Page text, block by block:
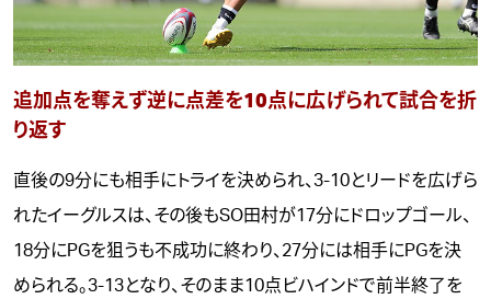
追加点を奪えず逆に点差を10点に広げられて試合を折
り返す
直後の9分にも相手にトライを決められ、3-10とリードを広げら
れたイーグルスは、その後もSO田村が17分にドロップゴール、
18分にPGを狙うも不成功に終わり、27分には相手にPGを決
められる。3-13となり、そのまま10点ビハインドで前半終了を